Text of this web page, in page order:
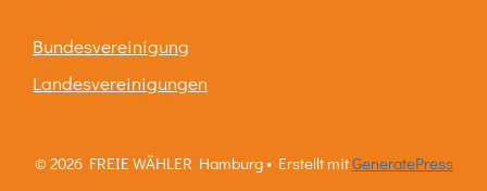
Bundesvereinigung
Landesvereinigungen
© 2026 FREIE WÄHLER Hamburg• Erstellt mitGeneratePress